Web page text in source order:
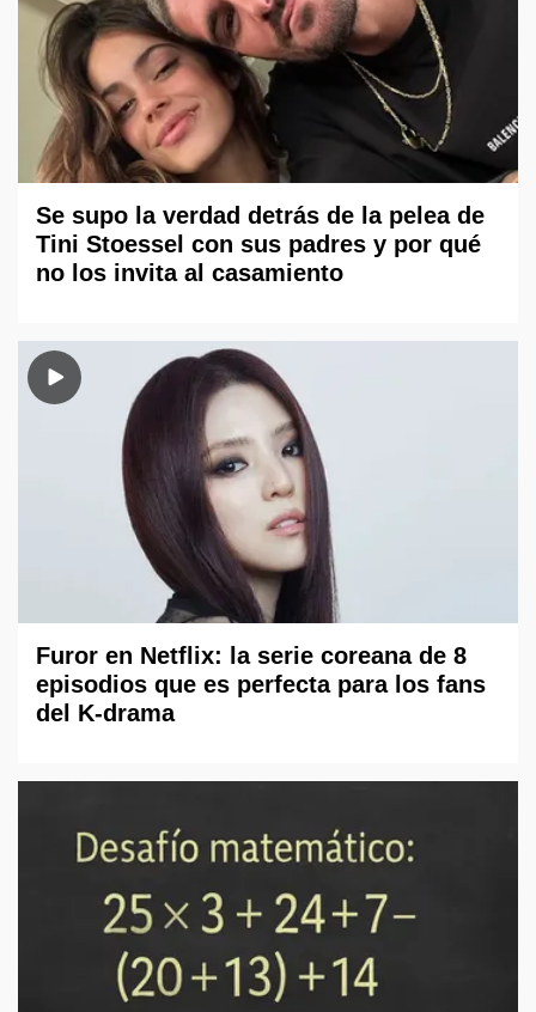
Se supo la verdad detrás de la pelea de
Tini Stoessel con sus padres y por qué
no los invita al casamiento
Furor en Netflix: la serie coreana de 8
episodios que es perfecta para los fans
del K-drama